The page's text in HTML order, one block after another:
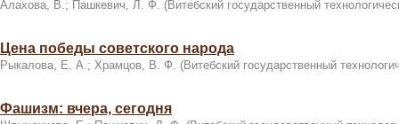
Алахова, В.; Пашкевич, Л. Ф. (Витебский государственный
Цена победы советского народа
Рыкалова, Е. А.; Храмцов, В. Ф. (Витебский государственный
Фашизм: вчера, сегодня